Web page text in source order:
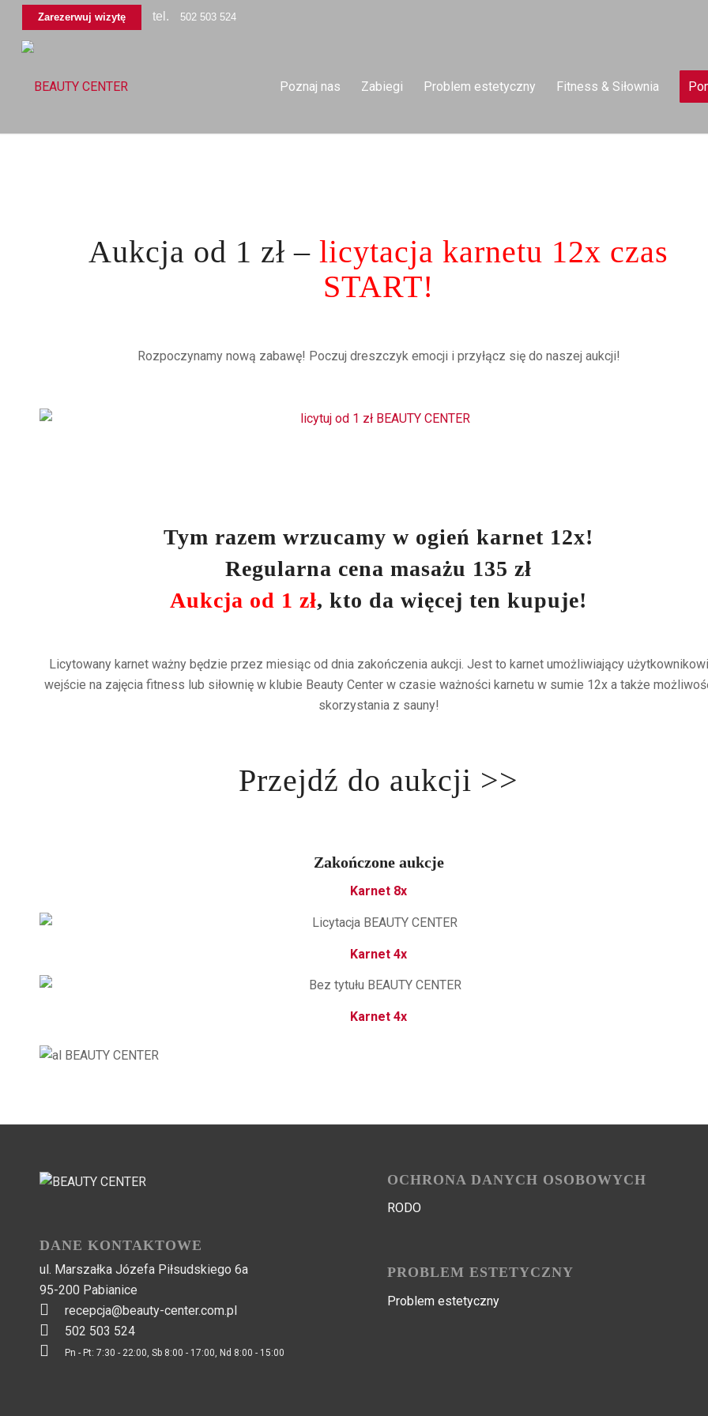
Zarezerwuj wizytę tel. 502 503 524
Poznaj nas Zabiegi Problem estetyczny Fitness & Siłownia
Aukcja od 1 zł –licytacja karnetu 12x czas
START!
Rozpoczynamy nową zabawę! Poczuj dreszczyk emocji i przyłącz się do naszej aukcji!
Tym razem wrzucamy w ogień karnet 12x!
Regularna cena masażu 135 zł
Aukcja od 1 zł, kto da więcej ten kupuje!
Licytowany karnet ważny będzie przez miesiąc od dnia zakończenia aukcji. Jest to karnet umożliwiający użytkownikowi
wejście na zajęcia fitness lub siłownię w klubie Beauty Center w czasie ważności karnetu w sumie 12x a także
skorzystania z sauny!
Przejdź do aukcji >>
Zakończone aukcje
Karnet 8x
Karnet 4x
Karnet 4x
DANE KONTAKTOWE
ul. Marszałka Józefa Piłsudskiego 6a
95-200 Pabianice
recepcja@beauty-center.com.pl
502 503 524
Pn - Pt: 7:30 - 22:00, Sb 8:00 - 17:00, Nd 8:00 - 15:00
OCHRONA DANYCH OSOBOWYCH
RODO
PROBLEM ESTETYCZNY
Problem estetyczny